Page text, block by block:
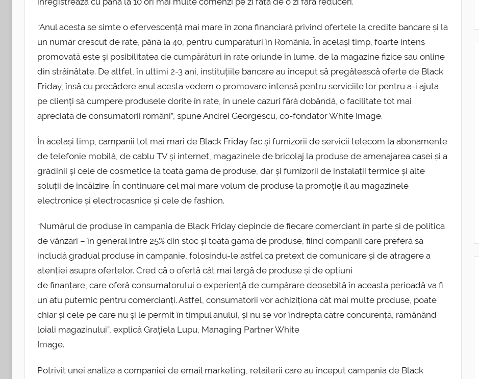
“Anul acesta se simte o efervescență mai mare în zona financiară privind ofertele la credite bancare și la
un număr crescut de rate, până la 40, pentru cumpărături în România. În același timp, foarte intens
promovată este și posibilitatea de cumpărături în rate oriunde în lume, de la magazine fizice sau online
din străinătate. De altfel, în ultimi 2-3 ani, instituțiile bancare au început să pregătească oferte de Black
Friday, însă cu precădere anul acesta vedem o promovare intensă pentru serviciile lor pentru a-i ajuta
pe clienți să cumpere produsele dorite în rate, în unele cazuri fără dobândă, o facilitate tot mai
apreciată de consumatorii români”, spune Andrei Georgescu, co-fondator White Image.
În același timp, campanii tot mai mari de Black Friday fac și furnizorii de servicii telecom la abonamente
de telefonie mobilă, de cablu TV și internet, magazinele de bricolaj la produse de amenajarea casei și a
grădinii și cele de cosmetice la toată gama de produse, dar și furnizorii de instalații termice și alte
soluții de încălzire. În continuare cel mai mare volum de produse la promoție îl au magazinele
electronice și electrocasnice și cele de fashion.
“Numărul de produse în campania de Black Friday depinde de fiecare comerciant în parte și de politica
de vânzări – în general între 25% din stoc și toată gama de produse, fiind companii care preferă să
includă gradual produse în campanie, folosindu-le astfel ca pretext de comunicare și de atragere a
atenției asupra ofertelor. Cred că o ofertă cât mai largă de produse și de opțiuni
de finanțare, care oferă consumatorului o experiență de cumpărare deosebită în aceasta perioadă va fi
un atu puternic pentru comercianți. Astfel, consumatorii vor achiziționa cât mai multe produse, poate
chiar și cele pe care nu și le permit în timpul anului, și nu se vor îndrepta către concurență, rămânând
loiali magazinului”, explică Grațiela Lupu, Managing Partner White
Image.
Potrivit unei analize a companiei de email marketing, retailerii care au început campania de Black